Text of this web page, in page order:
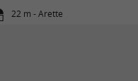
22 m - Arette